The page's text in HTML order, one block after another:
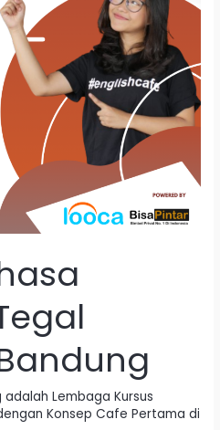
adalah Lembaga Kursus
Konsep Cafe Pertama di